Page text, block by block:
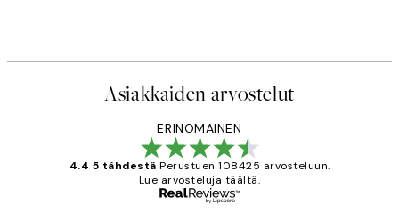
Asiakkaiden arvostelut
ERINOMAINEN
4.4 5 tähdestä Perustuen 108425 arvosteluun.
Lue arvosteluja täältä.